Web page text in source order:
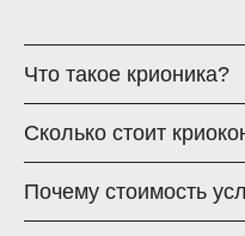
Что такое крионика?
Сколько стоит
Почему стоимость